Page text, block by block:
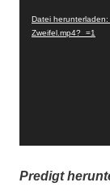
Datei
Zweifel.mp4?_=1
Predigt